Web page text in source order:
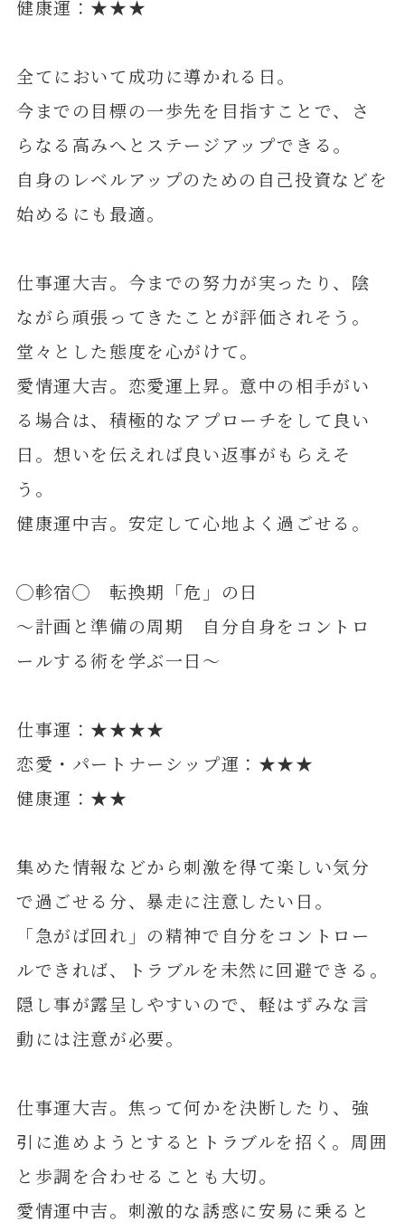
健康運：★★★
全てにおいて成功に導かれる日。
今までの目標の一歩先を目指すことで、さ
らなる高みへとステージアップできる。
自身のレベルアップのための自己投資などを
始めるにも最適。
仕事運大吉。今までの努力が実ったり、陰
ながら頑張ってきたことが評価されそう。
堂々とした態度を心がけて。
愛情運大吉。恋愛運上昇。意中の相手がい
る場合は、積極的なアプローチをして良い
日。想いを伝えれば良い返事がもらえそ
う。
健康運中吉。安定して心地よく過ごせる。
◯軫宿◯ 転換期「危」の日
～計画と準備の周期 自分自身をコントロ
ールする術を学ぶ一日～
仕事運：★★★★
恋愛・パートナーシップ運：★★★
健康運：★★
集めた情報などから刺激を得て楽しい気分
で過ごせる分、暴走に注意したい日。
「急がば回れ」の精神で自分をコントロー
ルできれば、トラブルを未然に回避できる。
隠し事が露呈しやすいので、軽はずみな言
動には注意が必要。
仕事運大吉。焦って何かを決断したり、強
引に進めようとするとトラブルを招く。周囲
と歩調を合わせることも大切。
愛情運中吉。刺激的な誘惑に安易に乗ると